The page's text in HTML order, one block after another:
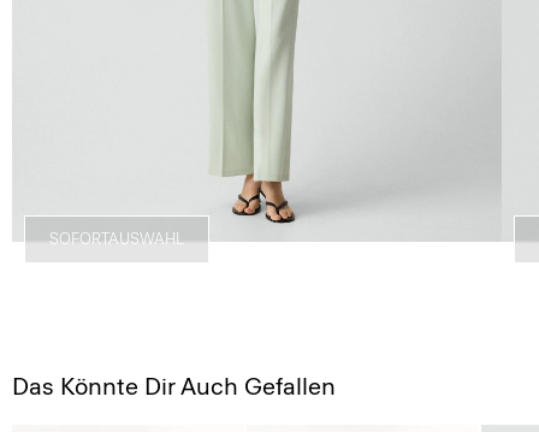
SOFORTAUSWAHL
Das Könnte Dir Auch Gefallen